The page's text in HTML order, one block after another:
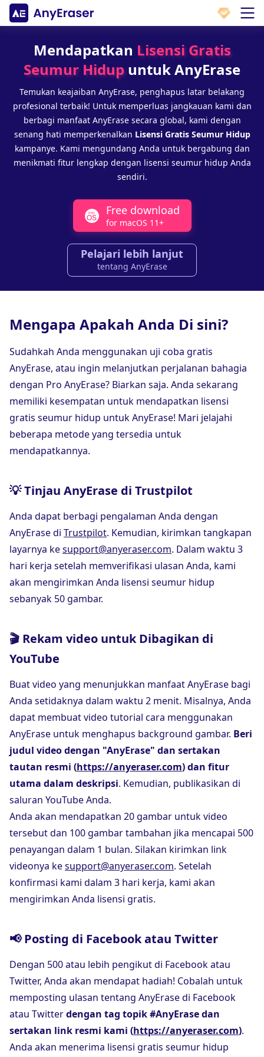
Mendapatkan Lisensi Gratis
Seumur Hidupuntuk AnyErase
Temukan keajaiban AnyErase, penghapus latar belakang
profesional terbaik! Untuk memperluas jangkauan kami dan
berbagi manfaat AnyErase secara global, kami dengan
senang hati memperkenalkan Lisensi Gratis Seumur Hidup
kampanye. Kami mengundang Anda untuk bergabung dan
menikmati fitur lengkap dengan lisensi seumur hidup Anda
sendiri.
Free download
for macOS 11+
Pelajari lebih lanjut
tentang AnyErase
Mengapa Apakah Anda Di sini?
Sudahkah Anda menggunakan uji coba gratis
AnyErase, atau ingin melanjutkan perjalanan bahagia
dengan Pro AnyErase? Biarkan saja. Anda sekarang
memiliki kesempatan untuk mendapatkan lisensi
gratis seumur hidup untuk AnyErase! Mari jelajahi
beberapa metode yang tersedia untuk
mendapatkannya.
💡 Tinjau AnyErase di Trustpilot
Anda dapat berbagi pengalaman Anda dengan
AnyErase di Trustpilot. Kemudian, kirimkan tangkapan
layarnya kesupport@anyeraser.com. Dalam waktu 3
hari kerja setelah memverifikasi ulasan Anda, kami
akan mengirimkan Anda lisensi seumur hidup
sebanyak 50 gambar.
🎬 Rekam video untuk Dibagikan di
YouTube
Buat video yang menunjukkan manfaat AnyErase bagi
Anda setidaknya dalam waktu 2 menit. Misalnya, Anda
dapat membuat video tutorial cara menggunakan
AnyErase untuk menghapus background gambar. Beri
judul video dengan "AnyErase" dan sertakan
tautan resmi (https://anyeraser.com) dan fitur
utama dalam deskripsi. Kemudian, publikasikan di
saluran YouTube Anda.
Anda akan mendapatkan 20 gambar untuk video
tersebut dan 100 gambar tambahan jika mencapai 500
penayangan dalam 1 bulan. Silakan kirimkan link
videonya kesupport@anyeraser.com. Setelah
konfirmasi kami dalam 3 hari kerja, kami akan
mengirimkan Anda lisensi gratis.
📢 Posting di Facebook atau Twitter
Dengan 500 atau lebih pengikut di Facebook atau
Twitter, Anda akan mendapat hadiah! Cobalah untuk
memposting ulasan tentang AnyErase di Facebook
atau Twitterdengan tag topik #AnyErase dan
sertakan link resmi kami (https://anyeraser.com).
Anda akan menerima lisensi gratis seumur hidup